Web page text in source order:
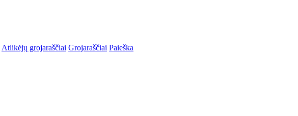
Atlikėjų grojaraščiai Grojaraščiai Paieška